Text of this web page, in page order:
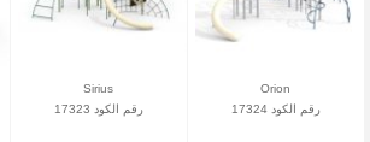
Sirius
رقم الكود 17323
Orion
رقم الكود 17324